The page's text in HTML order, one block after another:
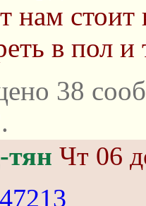
нам стоит
в пол и
38
Чт 06